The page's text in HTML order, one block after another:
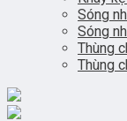
Sóng
Sóng
Thùng
Thùng